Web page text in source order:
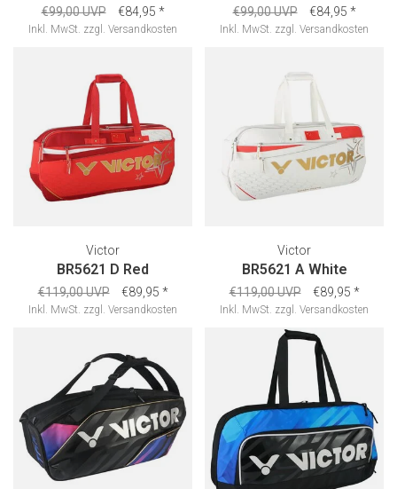
€99,00 UVP €84,95 *
Inkl. MwSt. zzgl. Versandkosten
€99,00 UVP €84,95 *
Inkl. MwSt. zzgl. Versandkosten
Victor
BR5621 D Red
€119,00 UVP €89,95 *
Inkl. MwSt. zzgl. Versandkosten
Victor
BR5621 A White
€119,00 UVP €89,95 *
Inkl. MwSt. zzgl. Versandkosten